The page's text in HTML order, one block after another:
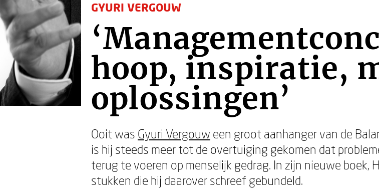
GYURI VERGOUW
hoop, inspiratie,
oplossingen’
Ooit was Gyuri Vergouw een groot aanhanger van de
is hij steeds meer tot de overtuiging gekomen dat
terug te voeren op menselijk gedrag. In zijn nieuwe boek,
stukken die hij daarover schreef gebundeld.